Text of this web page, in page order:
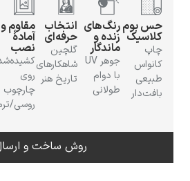
ادوارد هاپر
رنگ‌های
زنده و
ماندگار
جوهر UV
با دوام
طولانی
انتخاب
حرفه‌ای
گلچین
شاهکارهای
تاریخ هنر
مقاوم و
آمادهٔ
نصب
کشیده‌شده
روی
چارچوب
سه شیوهٔ
ساخت
رول، بوم،
بوم با قاب
روش ساخت و ارسال